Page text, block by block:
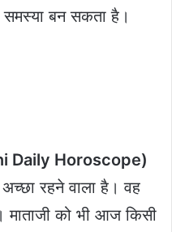
बन सकता है।
Daily Horoscope)
अच्छा रहने वाला है। वह
माताजी को भी आज किसी